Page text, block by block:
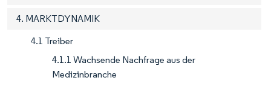
4. MARKTDYNAMIK
4.1 Treiber
4.1.1 Wachsende Nachfrage aus der
Medizinbranche